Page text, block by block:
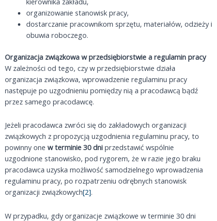
organizowanie stanowisk pracy,
dostarczanie pracownikom sprzętu, materiałów, odzieży i
obuwia roboczego.
Organizacja związkowa w przedsiębiorstwie a regulamin pracy
W zależności od tego, czy w przedsiębiorstwie działa
organizacja związkowa, wprowadzenie regulaminu pracy
następuje po uzgodnieniu pomiędzy nią a pracodawcą bądź
przez samego pracodawcę.
Jeżeli pracodawca zwróci się do zakładowych organizacji
związkowych z propozycją uzgodnienia regulaminu pracy, to
powinny one w terminie 30 dni przedstawić wspólnie
uzgodnione stanowisko, pod rygorem, że w razie jego braku
pracodawca uzyska możliwość samodzielnego wprowadzenia
regulaminu pracy, po rozpatrzeniu odrębnych stanowisk
organizacji związkowych[2].
W przypadku, gdy organizacje związkowe w terminie 30 dni